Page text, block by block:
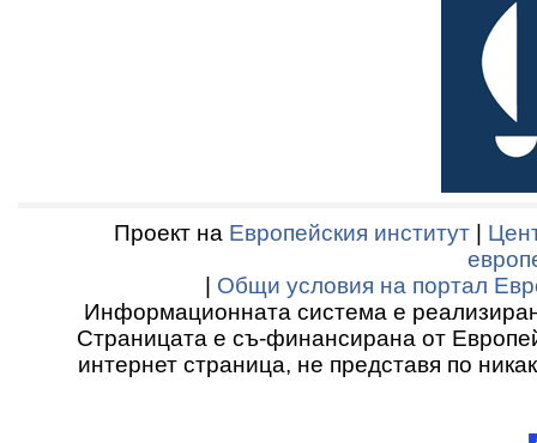
Проект на Европейския институт
Общи условия на портал
Информационната система е
Страницата е съ-финансирана от
интернет страница, не представя по